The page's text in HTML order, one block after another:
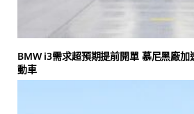
BMW i3需求超預期提前開單 慕尼黑廠
動車